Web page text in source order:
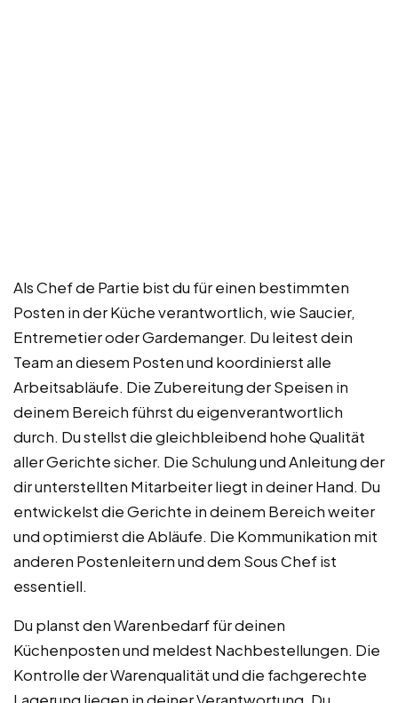
Als Chef de Partie bist du für einen bestimmten
Posten in der Küche verantwortlich, wie Saucier,
Entremetier oder Gardemanger. Du leitest dein
Team an diesem Posten und koordinierst alle
Arbeitsabläufe. Die Zubereitung der Speisen in
deinem Bereich führst du eigenverantwortlich
durch. Du stellst die gleichbleibend hohe Qualität
aller Gerichte sicher. Die Schulung und Anleitung der
dir unterstellten Mitarbeiter liegt in deiner Hand. Du
entwickelst die Gerichte in deinem Bereich weiter
und optimierst die Abläufe. Die Kommunikation mit
anderen Postenleitern und dem Sous Chef ist
essentiell.
Du planst den Warenbedarf für deinen
Küchenposten und meldest Nachbestellungen. Die
Kontrolle der Warenqualität und die fachgerechte